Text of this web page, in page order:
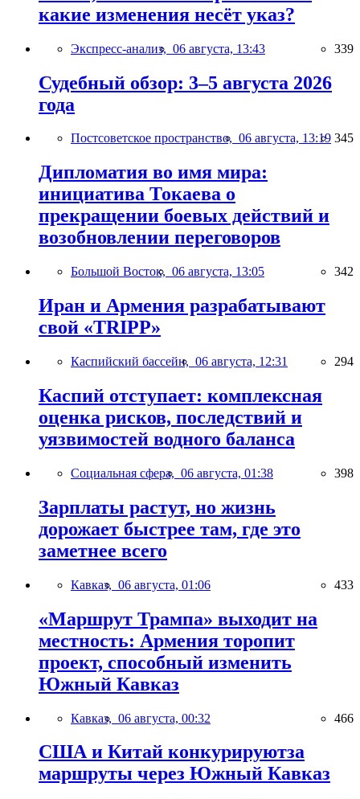
какие изменения несёт указ?
Экспресс-анализ, 06 августа, 13:43 339
Судебный обзор: 3–5 августа 2026
года
Постсоветское пространство, 06 августа, 13:19 345
Дипломатия во имя мира:
инициатива Токаева о
прекращении боевых действий и
возобновлении переговоров
Большой Восток, 06 августа, 13:05 342
Иран и Армения разрабатывают
свой «TRIPP»
Каспийский бассейн, 06 августа, 12:31 294
Каспий отступает: комплексная
оценка рисков, последствий и
уязвимостей водного баланса
Социальная сфера, 06 августа, 01:38 398
Зарплаты растут, но жизнь
дорожает быстрее там, где это
заметнее всего
Кавказ, 06 августа, 01:06 433
«Маршрут Трампа» выходит на
местность: Армения торопит
проект, способный изменить
Южный Кавказ
Кавказ, 06 августа, 00:32 466
США и Китай конкурируютза
маршруты через Южный Кавказ